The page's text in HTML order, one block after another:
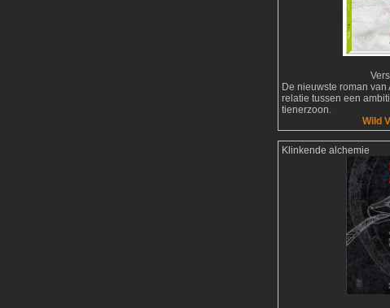
De nieuwste roman
relatie tussen een
tienerzoon.
Wild
Klinkende alchemie